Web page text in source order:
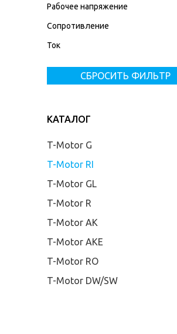
Рабочее напряжение
Сопротивление
Ток
СБРОСИТЬ ФИЛЬТР
КАТАЛОГ
T-Motor G
T-Motor RI
T-Motor GL
T-Motor R
T-Motor AK
T-Motor AKE
T-Motor RO
T-Motor DW/SW